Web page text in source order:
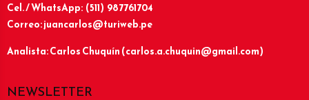
Cel. / WhatsApp: (511) 987761704
Correo: juancarlos@turiweb.pe
Analista: Carlos Chuquín (carlos.a.chuquin@gmail.com)
NEWSLETTER